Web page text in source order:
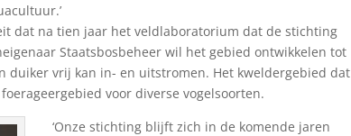
dat na tien jaar het veldlaboratorium dat de stichting
Staatsbosbeheer wil het gebied ontwikkelen tot
duiker vrij kan in- en uitstromen. Het kweldergebied dat
voor diverse vogelsoorten.
‘Onze stichting blijft zich in de komende jaren